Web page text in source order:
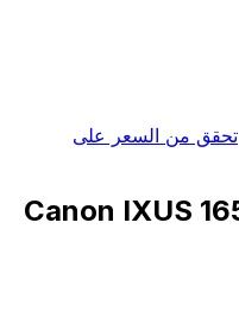
تحقق من السعر على